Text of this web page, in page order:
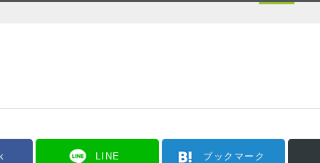
LINE ブックマーク